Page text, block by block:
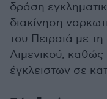
δράση
διακίνηση
του Πειραιά με
Λιμενικού, καθώς
έγκλειστων σε